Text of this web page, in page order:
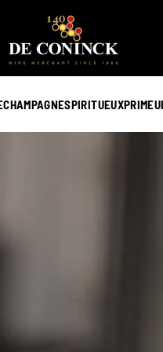
CHAMPAGNESPIRITUEUX